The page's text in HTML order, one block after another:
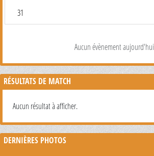
31
Aucun évènement aujourd'hui
RÉSULTATS DE MATCH
Aucun résultat à afficher.
DERNIÈRES PHOTOS